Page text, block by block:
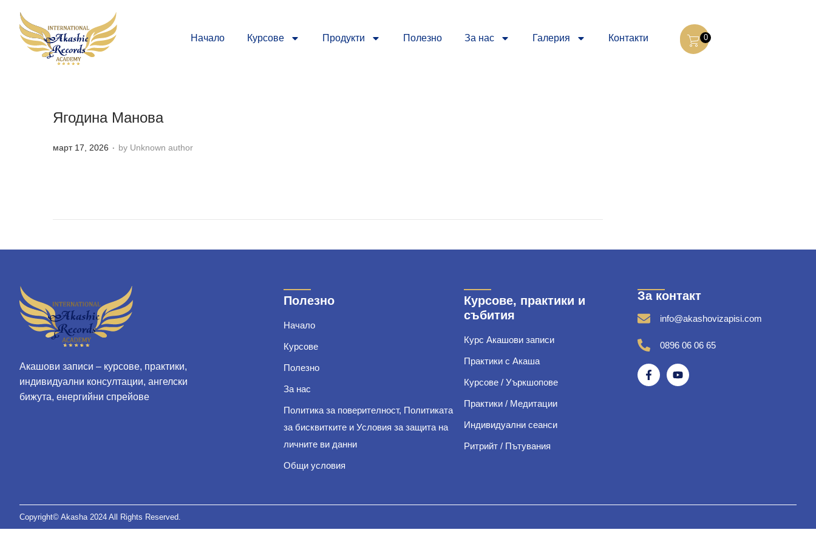
Начало Курсове Продукти Полезно За нас Галерия Контакти 0
Ягодина Манова
P
o
март 17, 2026 . by Unknown author
Акашови записи – курсове, практики,
индивидуални консултации, ангелски
бижута, енергийни спрейове
Полезно
Начало
Курсове
Полезно
За нас
Политика за поверителност, Политиката
за бисквитките и Условия за защита на
личните ви данни
Общи условия
Курсове, практики и
събития
Курс Акашови записи
Практики с Акаша
Курсове / Уъркшопове
Практики / Медитации
Индивидуални сеанси
Ритрийт / Пътувания
За контакт
info@akashovizapisi.com
0896 06 06 65
Copyright© Akasha 2024 All Rights Reserved.